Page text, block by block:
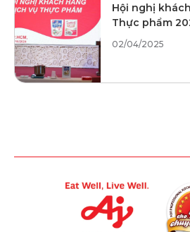
Hội nghị
Thực phẩm
02/04/2025